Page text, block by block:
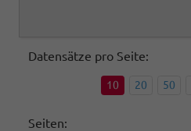
Datensätze pro Seite:
10 20 50
Seiten: